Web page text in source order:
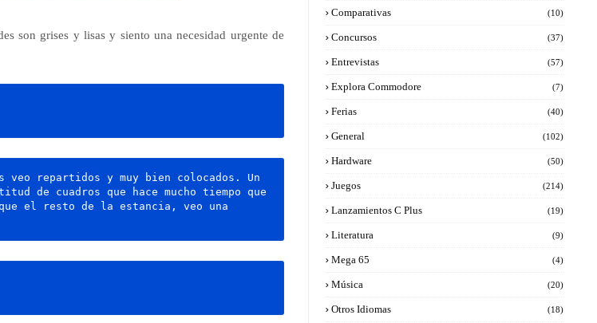
son grises y lisas y siento una necesidad urgente de
repartidos y muy bien colocados. Un
de cuadros que hace mucho tiempo que
que el resto de la estancia, veo una
Comparativas (10)
Concursos (37)
Entrevistas (57)
Explora Commodore (7)
Ferias (40)
General (102)
Hardware (50)
Juegos (214)
Lanzamientos C Plus (19)
Literatura (9)
Mega 65 (4)
Música (20)
Otros Idiomas (18)